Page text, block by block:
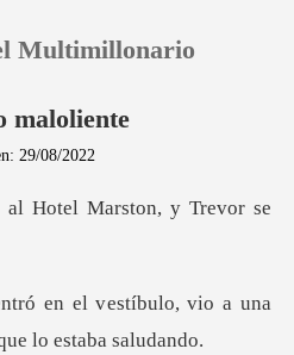
Multimillonario
maloliente
29/08/2022
al Hotel Marston, y
estíbulo, vio a una